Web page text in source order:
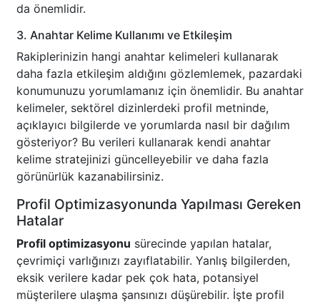
da önemlidir.
3. Anahtar Kelime Kullanımı ve Etkileşim
Rakiplerinizin hangi anahtar kelimeleri kullanarak
daha fazla etkileşim aldığını gözlemlemek, pazardaki
konumunuzu yorumlamanız için önemlidir. Bu anahtar
kelimeler, sektörel dizinlerdeki profil metninde,
açıklayıcı bilgilerde ve yorumlarda nasıl bir dağılım
gösteriyor? Bu verileri kullanarak kendi anahtar
kelime stratejinizi güncelleyebilir ve daha fazla
görünürlük kazanabilirsiniz.
Profil Optimizasyonunda Yapılması Gereken
Hatalar
Profil optimizasyonu sürecinde yapılan hatalar,
çevrimiçi varlığınızı zayıflatabilir. Yanlış bilgilerden,
eksik verilere kadar pek çok hata, potansiyel
müşterilere ulaşma şansınızı düşürebilir. İşte profil